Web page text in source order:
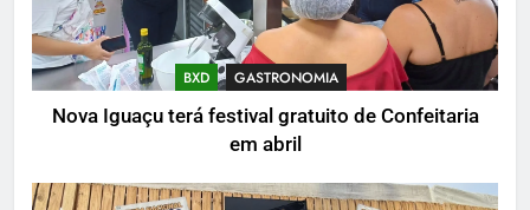
BXD GASTRONOMIA
Nova Iguaçu terá festival gratuito de Confeitaria
em abril